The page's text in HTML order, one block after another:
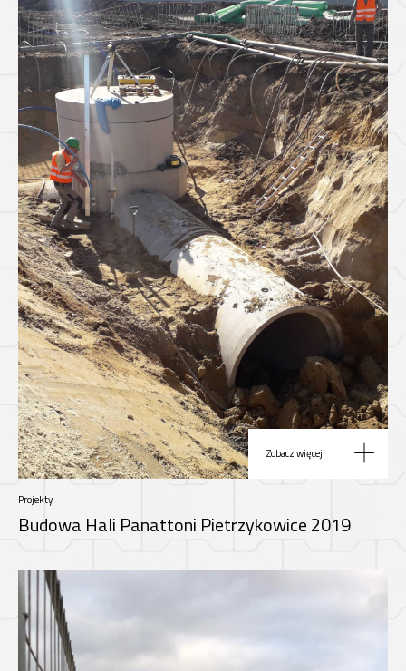
Zobacz więcej
Projekty
Budowa Hali Panattoni Pietrzykowice 2019